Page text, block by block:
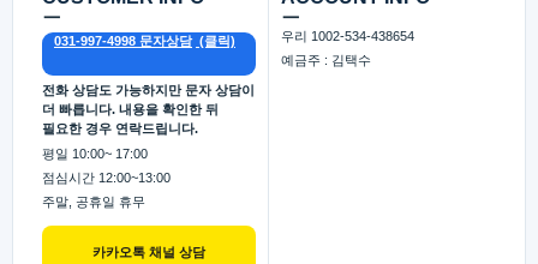
카카오톡 채널 상담
ㅡ
031-997-4998 문자상담
전화 상담도 가능하지만 문자 상담이
더 빠릅니다. 내용을 확인한 뒤
필요한 경우 연락드립니다.
평일 10:00~ 17:00
점심시간 12:00~13:00
주말, 공휴일 휴무
ㅡ
우리 1002-534-438654
예금주 : 김택수